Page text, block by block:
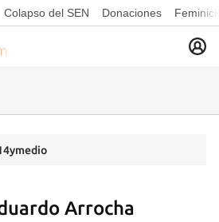
Colapso del SEN Donaciones
Arrocha